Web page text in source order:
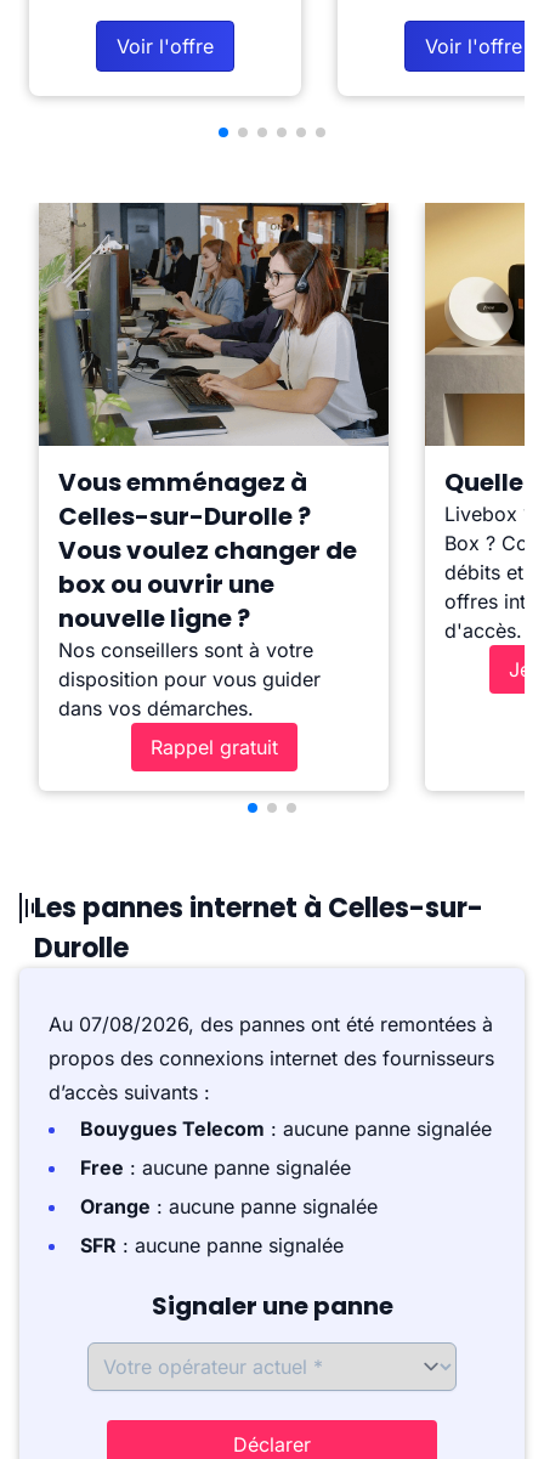
Voir l'offre Voir l'offre
Vous emménagez à
Celles-sur-Durolle ?
Vous voulez changer de
box ou ouvrir une
nouvelle ligne ?
Nos conseillers sont à votre
disposition pour vous guider
dans vos démarches.
Rappel gratuit
Quelle
Livebox ?
Box ?
débits et
offres
d'accès.
Je
Les pannes internet à Celles-sur-
Durolle
Au 07/08/2026, des pannes ont été remontées à
propos des connexions internet des fournisseurs
d’accès suivants :
Bouygues Telecom : aucune panne signalée
Free : aucune panne signalée
Orange : aucune panne signalée
SFR : aucune panne signalée
Signaler une panne
Déclarer